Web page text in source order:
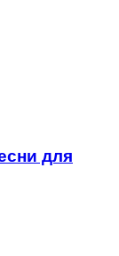
для